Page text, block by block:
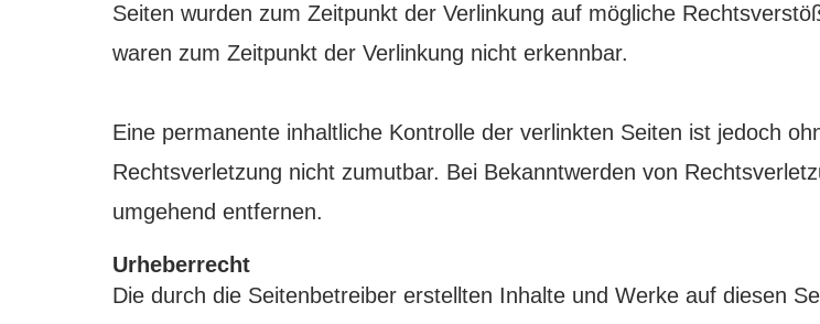
Seiten wurden zum Zeitpunkt der Verlinkung auf mögliche
waren zum Zeitpunkt der Verlinkung nicht erkennbar.
Eine permanente inhaltliche Kontrolle der verlinkten Seiten ist jedoch
Rechtsverletzung nicht zumutbar. Bei Bekanntwerden von
umgehend entfernen.
Urheberrecht
Die durch die Seitenbetreiber erstellten Inhalte und Werke auf diesen